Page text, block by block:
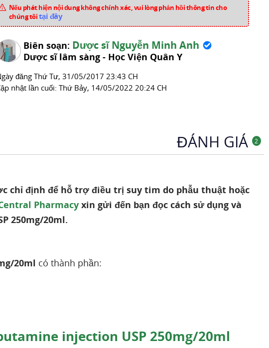
mục
Nếu phát hiện nội dung không chính xác, vui lòng phản hồi thông tin cho
chúng tôitại đây
Biên soạn: Dược sĩ Nguyễn Minh Anh
Dược sĩ lâm sàng - Học Viện Quân Y
đăngThứ Tư, 31/05/2017 23:43 CH
nhật lần cuối: Thứ Bảy, 14/05/2022 20:24 CH
ĐÁNH GIÁ 2
chỉ định để hỗ trợ điều trị suy tim do phẫu thuật hoặc
Pharmacy xin gửi đến bạn đọc cách sử dụng và
250mg/20ml.
20ml có thành phần:
injection USP 250mg/20ml